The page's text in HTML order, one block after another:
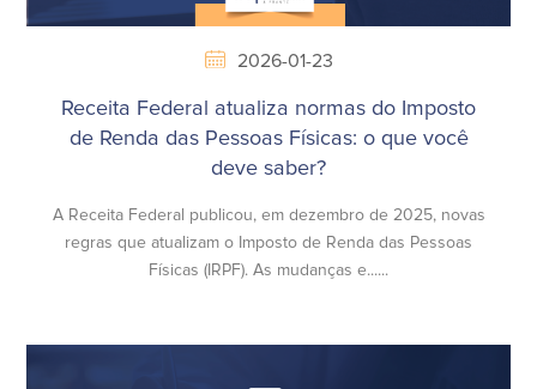
2026-01-23
Receita Federal atualiza normas do Imposto
de Renda das Pessoas Físicas: o que você
deve saber?
A Receita Federal publicou, em dezembro de 2025, novas
regras que atualizam o Imposto de Renda das Pessoas
Físicas (IRPF). As mudanças e......